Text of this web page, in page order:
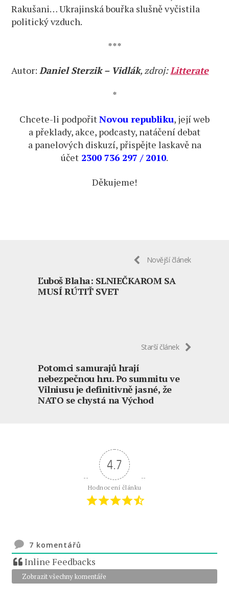
Rakušani… Ukrajinská bouřka slušně vyčistila
politický vzduch.
***
Autor:Daniel Sterzik – Vidlák, zdroj:Litterate
*
Chcete-li podpořitNovou republiku, její web
a překlady, akce, podcasty, natáčení debat
a panelových diskuzí, přispějte laskavě na
účet 2300 736 297 / 2010.
Děkujeme!
Novější článek
Ľuboš Blaha: SLNIEČKAROM SA
MUSÍ RÚTIŤ SVET
Starší článek
Potomci samurajů hrají
nebezpečnou hru. Po summitu ve
Vilniusu je definitivně jasné, že
NATO se chystá na Východ
4.7
Hodnocení článku
7 komentářů
Inline Feedbacks
Zobrazit všechny komentáře